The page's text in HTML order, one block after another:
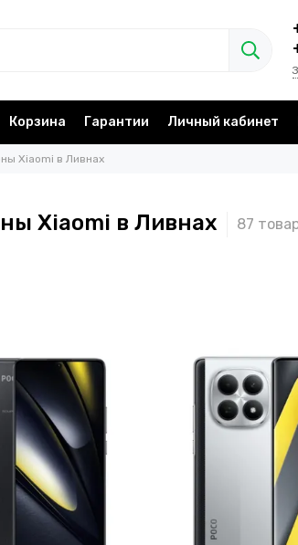
Корзина Гарантии Личный кабинет
Xiaomi в Ливнах
Xiaomi в Ливнах